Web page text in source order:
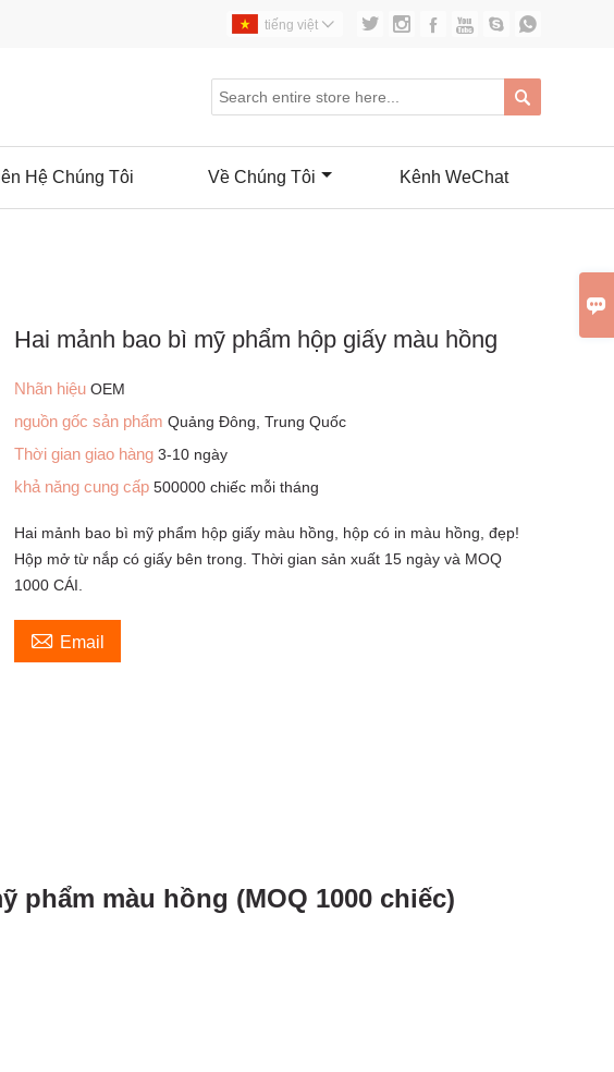

     
tiếng việt 

Hệ Chúng Tôi Về Chúng Tôi Kênh WeChat
Hai mảnh bao bì mỹ phẩm hộp giấy màu hồng
Nhãn hiệuOEM
nguồn gốc sản phẩmQuảng Đông, Trung Quốc
Thời gian giao hàng3-10 ngày
khả năng cung cấp500000 chiếc mỗi tháng
Hai mảnh bao bì mỹ phẩm hộp giấy màu hồng, hộp có in màu hồng, đẹp!
Hộp mở từ nắp có giấy bên trong. Thời gian sản xuất 15 ngày và MOQ
1000 CÁI.
 Email
phẩm màu hồng (MOQ 1000 chiếc)